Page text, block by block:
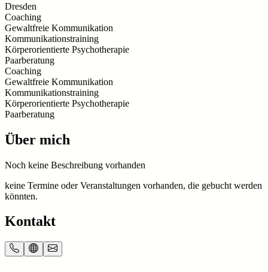
Dresden
Coaching
Gewaltfreie Kommunikation
Kommunikationstraining
Körperorientierte Psychotherapie
Paarberatung
Coaching
Gewaltfreie Kommunikation
Kommunikationstraining
Körperorientierte Psychotherapie
Paarberatung
Über mich
Noch keine Beschreibung vorhanden
keine Termine oder Veranstaltungen vorhanden, die gebucht werden
könnten.
Kontakt